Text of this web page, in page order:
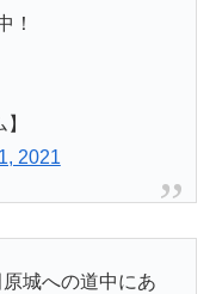
！
2021
城への道中にあ